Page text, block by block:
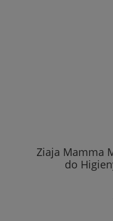
Ziaja Mamma
do